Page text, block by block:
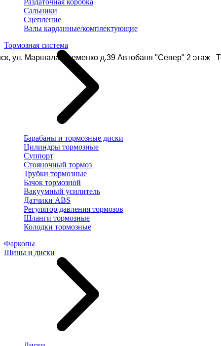
ул. Маршала Еременко д.39 Автобаня "Север" 2 этаж
Раздаточная коробка
Сальники
Сцепление
Валы карданные/комплектующие
Тормозная система
Барабаны и тормозные диски
Цилиндры тормозные
Суппорт
Стояночный тормоз
Трубки тормозные
Бачок тормозной
Вакуумный усилитель
Датчики ABS
Регулятор давления тормозов
Шланги тормозные
Колодки тормозные
Фаркопы
Шины и диски